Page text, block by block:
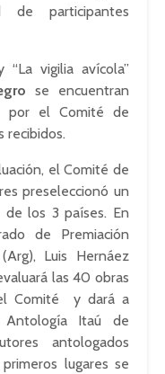
de participantes
“La vigilia avícola”
se encuentran
por el Comité de
recibidos.
el Comité de
preseleccionó un
los 3 países. En
de Premiación
Luis Hernáez
las 40 obras
Comité y dará a
Antología Itaú de
antologados
lugares se